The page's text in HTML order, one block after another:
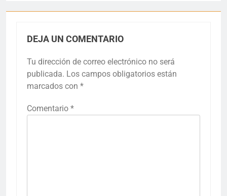
DEJA UN COMENTARIO
Tu dirección de correo electrónico no será
publicada. Los campos obligatorios están
marcados con *
Comentario *